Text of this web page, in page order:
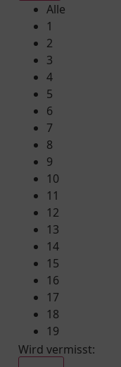
Alle
1
2
3
4
5
6
7
8
9
10
11
12
13
14
15
16
17
18
19
Wird vermisst: